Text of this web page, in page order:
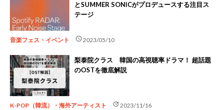
とSUMMER SONICがプロデュースする注目ス
テージ
音楽フェス・イベント schedule2023/05/10
梨泰院クラス 韓国の高視聴率ドラマ！ 超話題
のOSTを徹底解説
K-POP（韓流）・海外アーティスト update2023/11/16